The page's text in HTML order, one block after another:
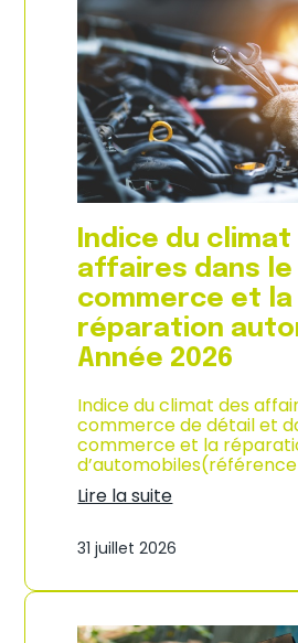
e
s
p
r
i
x
à
l
a
c
o
n
s
o
m
m
a
t
o
n
à
L
R
u
n
o
n
Indice du climat
affaires dans le
commerce et la
réparation
Année 2026
Indice du climat des
commerce de détail et
commerce et la
d’automobiles(référence
Lire la suite
n
i
e
31 juillet 2026